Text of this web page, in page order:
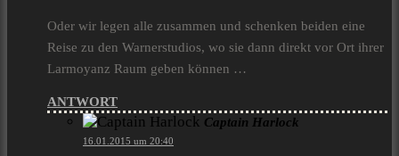
Oder wir legen alle zusammen und schenken beiden eine
Reise zu den Warnerstudios, wo sie dann direkt vor Ort ihrer
Larmoyanz Raum geben können …
ANTWORT
Captain Harlock
16.01.2015 um 20:40